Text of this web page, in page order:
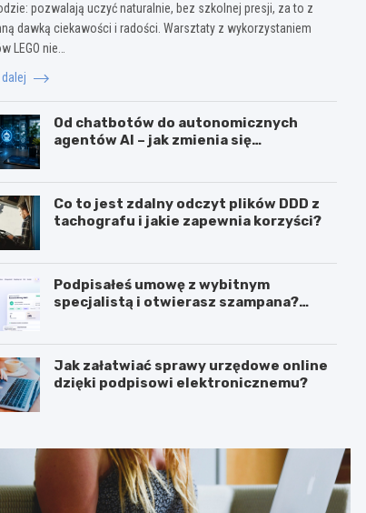
pozwalają uczyć naturalnie, bez szkolnej presji, za to z
dawką ciekawości i radości. Warsztaty z wykorzystaniem
LEGO nie…
Od chatbotów do autonomicznych
agentów AI – jak zmienia się
Co to jest zdalny odczyt plików DDD z
tachografu i jakie zapewnia korzyści?
Podpisałeś umowę z wybitnym
specjalistą i otwierasz szampana?
Jak załatwiać sprawy urzędowe online
dzięki podpisowi elektronicznemu?